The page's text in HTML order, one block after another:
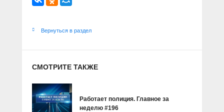
Вернуться в раздел
СМОТРИТЕ ТАКЖЕ
Работает полиция. Главное за
неделю #196